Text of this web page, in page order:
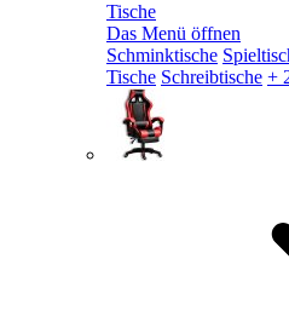
Tische
Das Menü öffnen
Schminktische
Tische Schreibtische +